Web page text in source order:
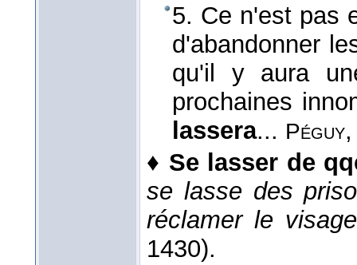
5. Ce n'est pas
d'abandonner
qu'il y aura
prochaines
lassera... Péguy
♦ Se lasser de
se lasse des
réclamer le
1430).